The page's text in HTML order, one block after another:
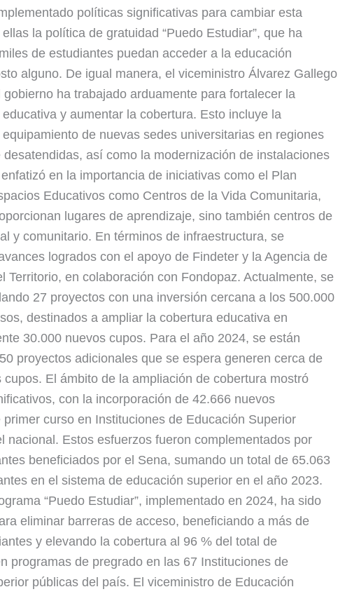
políticas significativas para cambiar esta
la política de gratuidad “Puedo Estudiar”, que ha
de estudiantes puedan acceder a la educación
alguno. De igual manera, el viceministro Álvarez Gallego
ha trabajado arduamente para fortalecer la
y aumentar la cobertura. Esto incluye la
de nuevas sedes universitarias en regiones
desatendidas, así como la modernización de instalaciones
en la importancia de iniciativas como el Plan
Educativos como Centros de la Vida Comunitaria,
lugares de aprendizaje, sino también centros de
y comunitario. En términos de infraestructura, se
logrados con el apoyo de Findeter y la Agencia de
Territorio, en colaboración con Fondopaz. Actualmente, se
27 proyectos con una inversión cercana a los 500.000
destinados a ampliar la cobertura educativa en
30.000 nuevos cupos. Para el año 2024, se están
proyectos adicionales que se espera generen cerca de
cupos. El ámbito de la ampliación de cobertura mostró
con la incorporación de 42.666 nuevos
primer curso en Instituciones de Educación Superior
nacional. Estos esfuerzos fueron complementados por
beneficiados por el Sena, sumando un total de 65.063
en el sistema de educación superior en el año 2023.
“Puedo Estudiar”, implementado en 2024, ha sido
eliminar barreras de acceso, beneficiando a más de
y elevando la cobertura al 96 % del total de
programas de pregrado en las 67 Instituciones de
públicas del país. El viceministro de Educación